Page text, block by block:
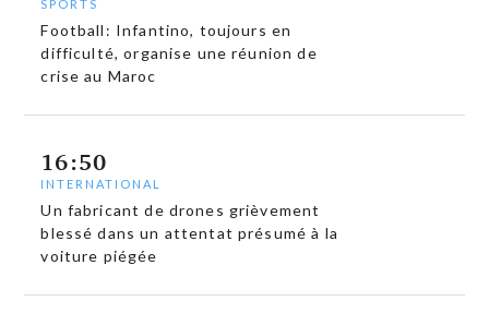
SPORTS
Football: Infantino, toujours en
difficulté, organise une réunion de
crise au Maroc
16:50
INTERNATIONAL
Un fabricant de drones grièvement
blessé dans un attentat présumé à la
voiture piégée